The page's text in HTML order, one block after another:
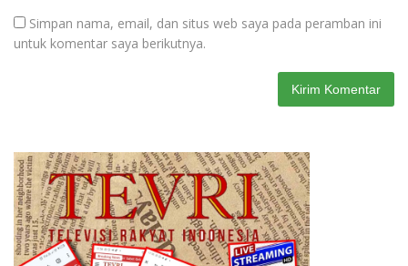
Simpan nama, email, dan situs web saya pada peramban ini
untuk komentar saya berikutnya.